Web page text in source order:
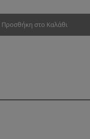
Προσθήκη στο Καλάθι